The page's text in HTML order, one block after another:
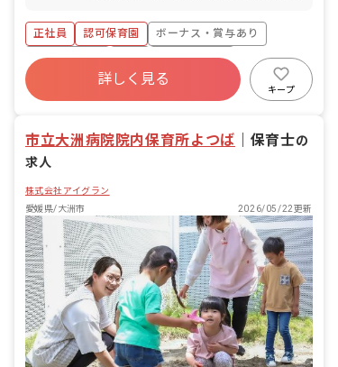
・食事・睡眠・排泄・清潔・衣類の着脱
等 ・集団生活を通じた社会性の装着 ・
行事の計画・実行、お知らせの作成
正社員 認可保育園
ボーナス・賞与あり
社会保険完備
有給
福利厚生充実
昇給昇進あり
産休育休制度
詳しく見る
キープ
市立大洲病院院内保育所よつば 保育士の
求人
株式会社アイグラン
愛媛県/大洲市
2026/05/22更新